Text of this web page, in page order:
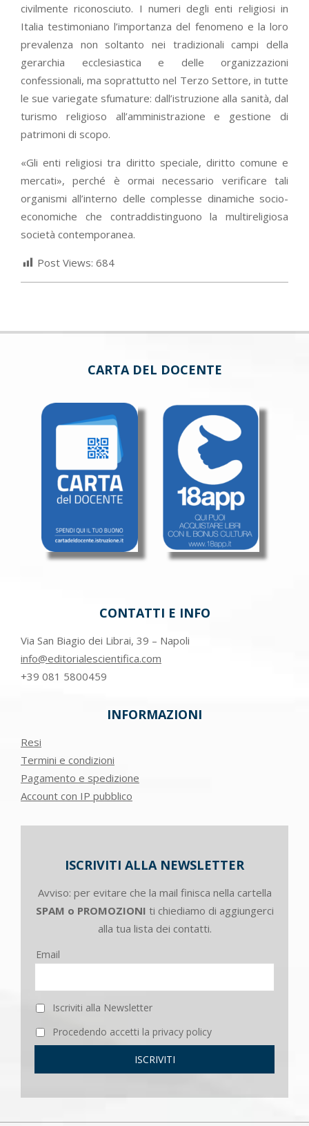
civilmente riconosciuto. I numeri degli enti religiosi in
Italia testimoniano l’importanza del fenomeno e la loro
prevalenza non soltanto nei tradizionali campi della
gerarchia ecclesiastica e delle organizzazioni
confessionali, ma soprattutto nel Terzo Settore, in tutte
le sue variegate sfumature: dall’istruzione alla sanità, dal
turismo religioso all’amministrazione e gestione di
patrimoni di scopo.
«Gli enti religiosi tra diritto speciale, diritto comune e
mercati», perché è ormai necessario verificare tali
organismi all’interno delle complesse dinamiche socio-
economiche che contraddistinguono la multireligiosa
società contemporanea.
Post Views: 684
CARTA DEL DOCENTE
CONTATTI E INFO
Via San Biagio dei Librai, 39 – Napoli
info@editorialescientifica.com
+39 081 5800459
INFORMAZIONI
Resi
Termini e condizioni
Pagamento e spedizione
Account con IP pubblico
ISCRIVITI ALLA NEWSLETTER
Avviso: per evitare che la mail finisca nella cartella
SPAM o PROMOZIONI ti chiediamo di aggiungerci
alla tua lista dei contatti.
Email
Iscriviti alla Newsletter
Procedendo accetti la privacy policy